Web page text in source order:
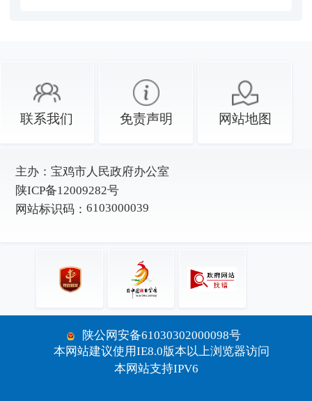
联系我们 免责声明 网站地图
主办： 宝鸡市人民政府办公室
陕ICP备12009282号
网站标识码： 6103000039
陕公网安备61030302000098号
本网站建议使用IE8.0版本以上浏览器访问
本网站支持IPV6